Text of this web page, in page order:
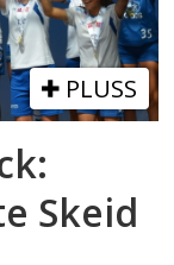
PLUSS
Skeid